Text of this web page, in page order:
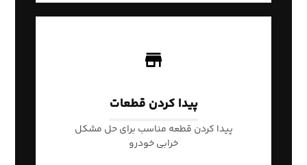
پیدا کردن قطعات
پیدا کردن قطعه مناسب برای حل مشکل
خرابی خودرو